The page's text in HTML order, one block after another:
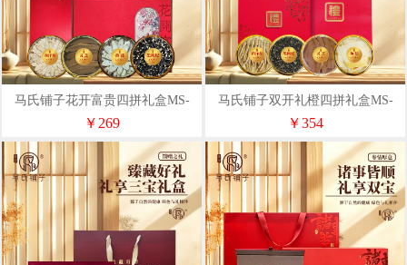
马氏铺子花开富贵四拼礼盒MS-
DI-C012
￥269
马氏铺子双开礼橙四拼礼盒MS-
DI-B012
￥354